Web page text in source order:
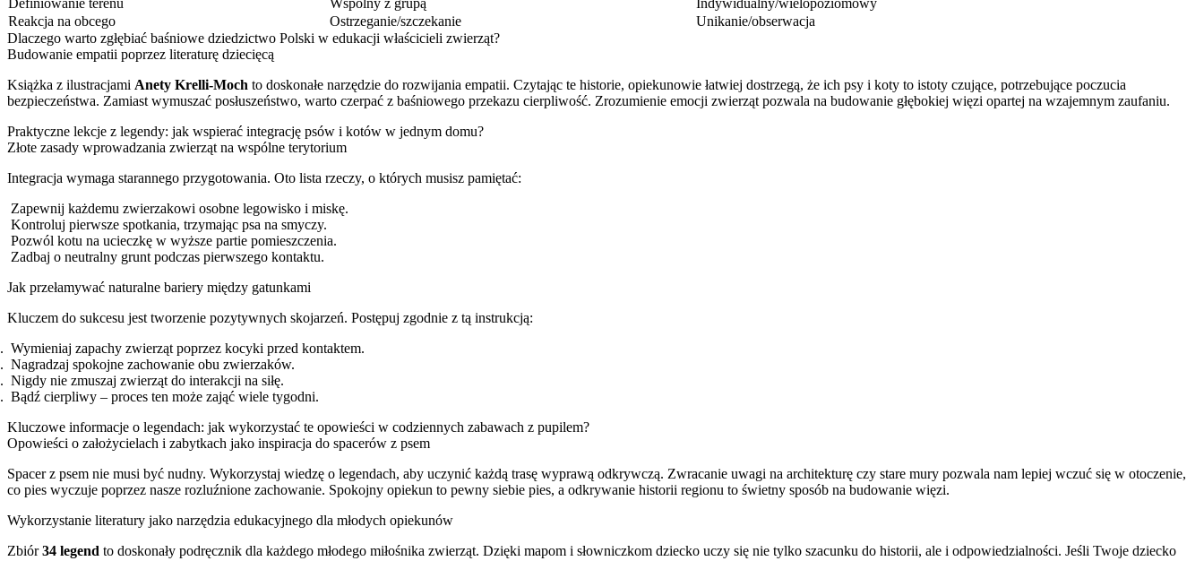
Reakcja na obcego
Ostrzeganie/szczekanie
Unikanie/obserwacja
Dlaczego warto zgłębiać baśniowe dziedzictwo Polski w edukacji właścicieli zwierząt?
Budowanie empatii poprzez literaturę dziecięcą
Książka z ilustracjami Anety Krelli-Moch to doskonałe narzędzie do rozwijania empatii. Czytając te historie, opiekunowie łatwiej dostrzegą, że ich psy i koty to istoty czujące, potrzebujące poczucia
bezpieczeństwa. Zamiast wymuszać posłuszeństwo, warto czerpać z baśniowego przekazu cierpliwość. Zrozumienie emocji zwierząt pozwala na budowanie głębokiej więzi opartej na wzajemnym zaufaniu.
Praktyczne lekcje z legendy: jak wspierać integrację psów i kotów w jednym domu?
Złote zasady wprowadzania zwierząt na wspólne terytorium
Integracja wymaga starannego przygotowania. Oto lista rzeczy, o których musisz pamiętać:
Zapewnij każdemu zwierzakowi osobne legowisko i miskę.
Kontroluj pierwsze spotkania, trzymając psa na smyczy.
Pozwól kotu na ucieczkę w wyższe partie pomieszczenia.
Zadbaj o neutralny grunt podczas pierwszego kontaktu.
Jak przełamywać naturalne bariery między gatunkami
Kluczem do sukcesu jest tworzenie pozytywnych skojarzeń. Postępuj zgodnie z tą instrukcją:
Wymieniaj zapachy zwierząt poprzez kocyki przed kontaktem.
Nagradzaj spokojne zachowanie obu zwierzaków.
Nigdy nie zmuszaj zwierząt do interakcji na siłę.
Bądź cierpliwy – proces ten może zająć wiele tygodni.
Kluczowe informacje o legendach: jak wykorzystać te opowieści w codziennych zabawach z pupilem?
Opowieści o założycielach i zabytkach jako inspiracja do spacerów z psem
Spacer z psem nie musi być nudny. Wykorzystaj wiedzę o legendach, aby uczynić każdą trasę wyprawą odkrywczą. Zwracanie uwagi na architekturę czy stare mury pozwala nam lepiej wczuć się w otoczenie,
co pies wyczuje poprzez nasze rozluźnione zachowanie. Spokojny opiekun to pewny siebie pies, a odkrywanie historii regionu to świetny sposób na budowanie więzi.
Wykorzystanie literatury jako narzędzia edukacyjnego dla młodych opiekunów
Zbiór34 legend to doskonały podręcznik dla każdego młodego miłośnika zwierząt. Dzięki mapom i słowniczkom dziecko uczy się nie tylko szacunku do historii, ale i odpowiedzialności. Jeśli Twoje dziecko